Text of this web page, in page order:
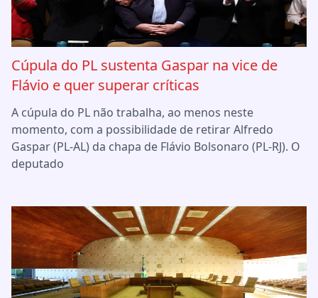
Cúpula do PL sustenta Gaspar na vice de
Flávio e quer superar críticas
A cúpula do PL não trabalha, ao menos neste
momento, com a possibilidade de retirar Alfredo
Gaspar (PL-AL) da chapa de Flávio Bolsonaro (PL-RJ). O
deputado